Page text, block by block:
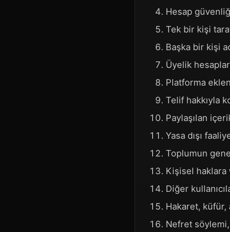
Hesap
Tek bir kişi
Başka bir kişi
Üyelik
Platforma
Telif hakkıyla
Paylaşılan
Yasa dışı
Toplumun
Kişisel haklara
Diğer
Hakaret,
Nefret söylemi,